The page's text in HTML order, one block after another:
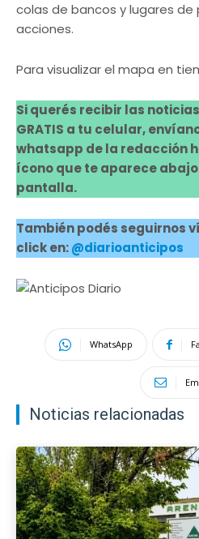
colas de bancos y lugares
acciones.
Para visualizar el mapa en
Si querés recibir las
GRATIS a tu celular,
whatsapp de la redacción
ícono que te aparece
pantalla.
También podés seguirnos
click en:@diarioanticipos
WhatsApp
Noticias relacionadas